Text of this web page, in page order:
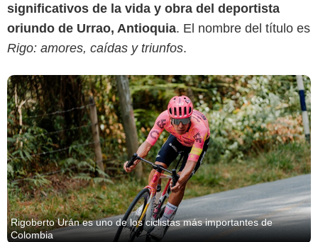
significativos de la vida y obra del deportista
oriundo de Urrao, Antioquia. El nombre del título es
Rigo: amores, caídas y triunfos.
Rigoberto Urán es uno de los ciclistas más importantes de
Colombia